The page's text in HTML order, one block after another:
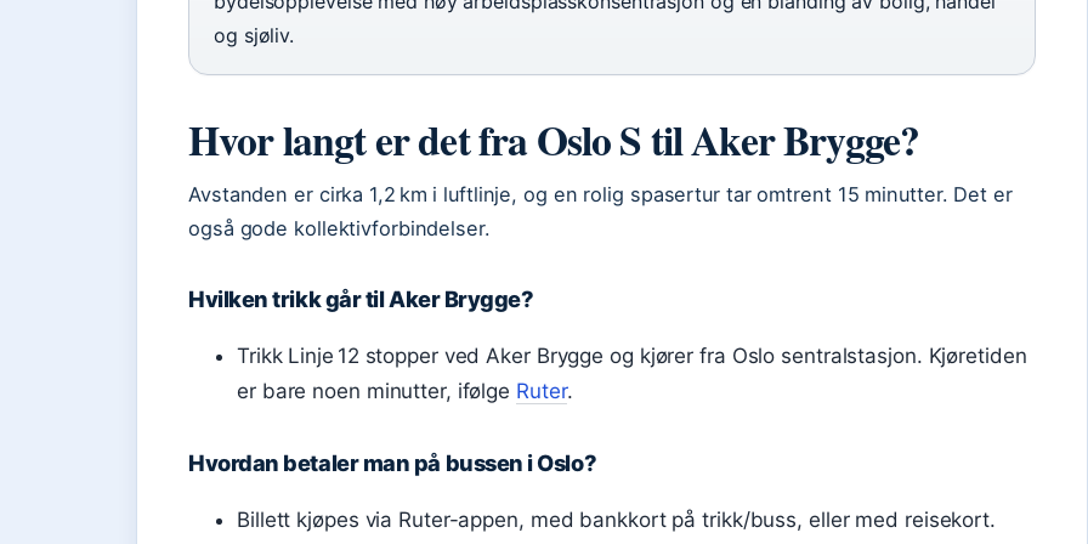
og sjøliv.
Hvor langt er det fra Oslo S til Aker Brygge?
Avstanden er cirka 1,2 km i luftlinje, og en rolig spasertur tar omtrent 15 minutter. Det er
også gode kollektivforbindelser.
Hvilken trikk går til Aker Brygge?
Trikk Linje 12 stopper ved Aker Brygge og kjører fra Oslo sentralstasjon. Kjøretiden
er bare noen minutter, ifølge Ruter.
Hvordan betaler man på bussen i Oslo?
Billett kjøpes via Ruter-appen, med bankkort på trikk/buss, eller med reisekort.